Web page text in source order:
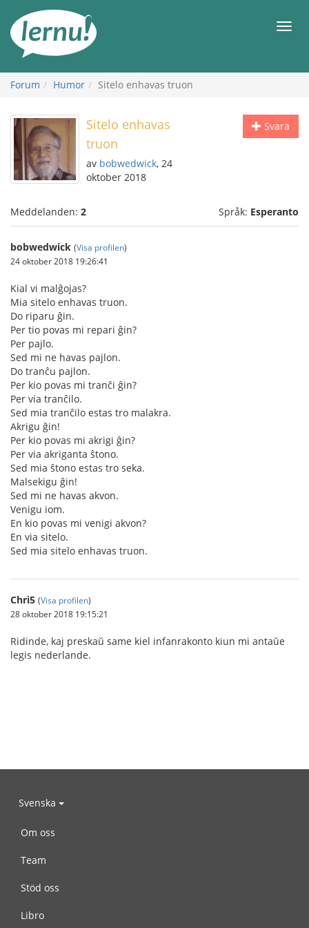
sidans
innehåll
Meny
Forum Humor Sitelo enhavas truon
Svara
Sitelo enhavas
truon
av bobwedwick, 24
oktober 2018
Meddelanden: 2 Språk: Esperanto
bobwedwick (Visa profilen)
24 oktober 2018 19:26:41
Kial vi malĝojas?
Mia sitelo enhavas truon.
Do riparu ĝin.
Per tio povas mi repari ĝin?
Per pajlo.
Sed mi ne havas pajlon.
Do tranĉu pajlon.
Per kio povas mi tranĉi ĝin?
Per via tranĉilo.
Sed mia tranĉilo estas tro malakra.
Akrigu ĝin!
Per kio povas mi akrigi ĝin?
Per via akriganta ŝtono.
Sed mia ŝtono estas tro seka.
Malsekigu ĝin!
Sed mi ne havas akvon.
Venigu iom.
En kio povas mi venigi akvon?
En via sitelo.
Sed mia sitelo enhavas truon.
Chri5 (Visa profilen)
28 oktober 2018 19:15:21
Ridinde, kaj preskaŭ same kiel infanrakonto kiun mi antaŭe
legis nederlande.
Svenska
Om oss
Team
Stöd oss
Libro